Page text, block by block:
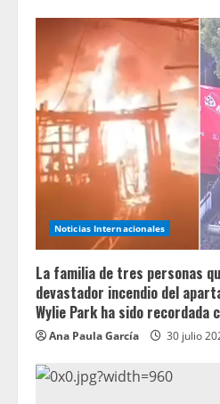
Noticias Internacionales
La familia de tres personas
devastador incendio del
Wylie Park ha sido recordada
Ana Paula García 30 julio